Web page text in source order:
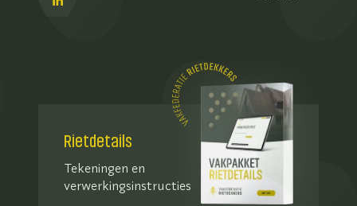
Rietdetails
Tekeningen en
verwerkingsinstructies